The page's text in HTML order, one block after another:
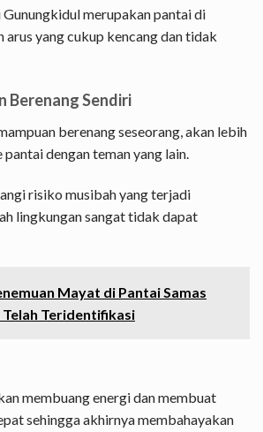
merupakan pantai di
arus yang cukup kencang dan tidak
Berenang Sendiri
berenang seseorang, akan lebih
dengan teman yang lain.
risiko musibah yang terjadi
lingkungan sangat tidak dapat
Mayat di Pantai Samas
Teridentifikasi
membuang energi dan membuat
sehingga akhirnya membahayakan